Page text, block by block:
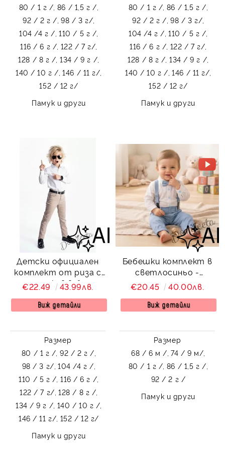
80 / 1 г /, 86 / 1,5 г /,
92 / 2 г /, 98 / 3 г/,
104 /4 г /, 110 / 5 г /,
116 / 6 г /, 122 / 7 г/,
128 / 8 г /, 134 / 9 г /,
140 / 10 г /, 146 / 11 г/,
152 / 12 г/
Памук и други
80 / 1 г /, 86 / 1,5 г /,
92 / 2 г /, 98 / 3 г/,
104 /4 г /, 110 / 5 г /,
116 / 6 г /, 122 / 7 г/,
128 / 8 г /, 134 / 9 г /,
140 / 10 г /, 146 / 11 г/,
152 / 12 г/
Памук и други
Детски официален
комплект от риза с
дълъг ръкав в бяло с
дълъг панталон в
бежово с колан от
€22.49 43.99лв.
Виж детайли
Размер
80 / 1 г /, 92 / 2 г /,
98 / 3 г/, 104 /4 г /,
110 / 5 г /, 116 / 6 г /,
122 / 7 г/, 128 / 8 г /,
134 / 9 г /, 140 / 10 г /,
146 / 11 г/, 152 / 12 г/
Памук и други
Бебешки комплект в
светлосиньо -
панталон с тиранти,
боди-риза в бяло и
папийонка от
€20.45 40.00лв.
Виж детайли
Размер
68 / 6 м /, 74 / 9 м/,
80 / 1 г /, 86 / 1,5 г /,
92 / 2 г /
Памук и други